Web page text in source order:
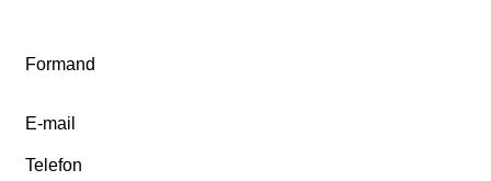
Formand
E-mail
Telefon